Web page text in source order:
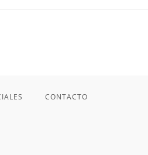
CONTACTO